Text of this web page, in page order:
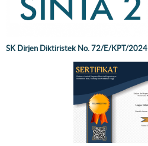
SK Dirjen Diktiristek No. 72/E/KPT/2024